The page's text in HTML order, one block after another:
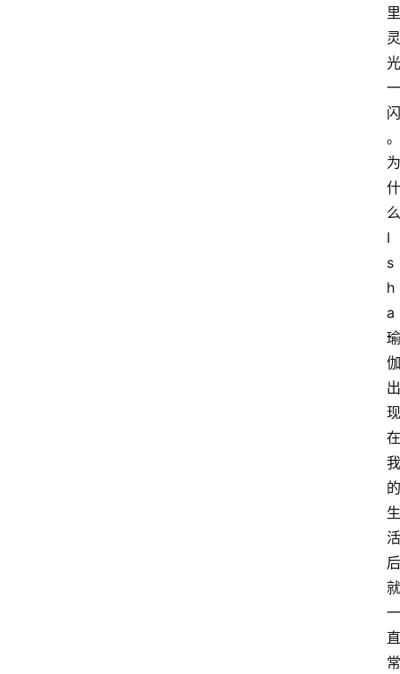
里
灵
光
一
闪
。
为
什
么
I
s
h
a
瑜
伽
出
现
在
我
的
生
活
后
就
一
直
常